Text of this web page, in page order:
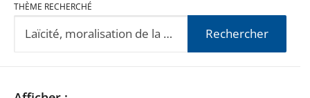
THÈME RECHERCHÉ
Rechercher